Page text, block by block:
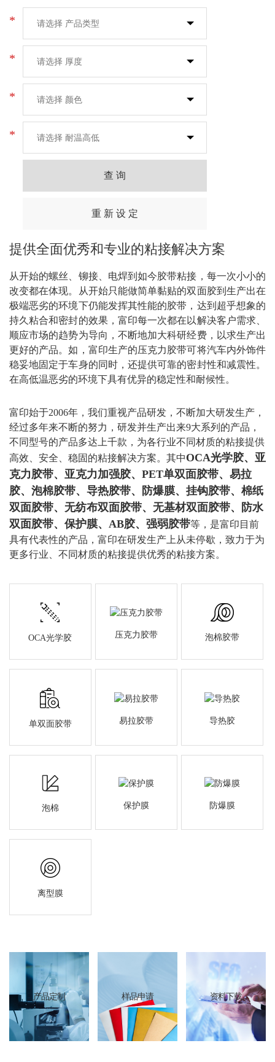
*
*
*
*
查 询
重 新 设 定
提供全面优秀和专业的粘接解决方案
从开始的螺丝、铆接、电焊到如今胶带粘接，每一次小小的
改变都在体现。从开始只能做简单黏贴的双面胶到生产出在
极端恶劣的环境下仍能发挥其性能的胶带，达到超乎想象的
持久粘合和密封的效果，富印每一次都在以解决客户需求、
顺应市场的趋势为导向，不断地加大科研经费，以求生产出
更好的产品。如，富印生产的压克力胶带可将汽车内外饰件
稳妥地固定于车身的同时，还提供可靠的密封性和减震性。
在高低温恶劣的环境下具有优异的稳定性和耐候性。
富印始于2006年，我们重视产品研发， 不断加大研发生产，
经过多年来不断的努力，研发并生产出来9大系列的产品，
不同型号的产品多达上千款，为各行业不同材质的粘接提供
高效、安全、稳固的粘接解决方案。其中OCA光学胶、亚
克力胶带、亚克力加强胶、PET单双面胶带、易拉
胶、泡棉胶带、导热胶带、防爆膜、挂钩胶带、棉纸
双面胶带、 无纺布双面胶带、 无基材双面胶带、防水
双面胶带、保护膜、AB胶、强弱胶带等，是富印 目前
具有代表性的产品，富印在研发生产上从未停歇，致力于为
更多行业、不同材质的粘接提供优秀的粘接方案。
OCA光学胶 压克力胶带 泡棉胶带
单双面胶带 易拉胶带 导热胶
泡棉 保护膜 防爆膜
离型膜
产品定制 样品申请 资料下载